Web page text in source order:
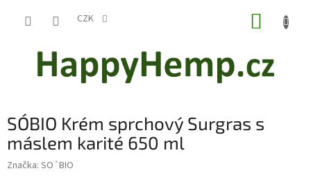
CZK
SO´BIO Krém sprchový Surgras s
máslem karité 650 ml
Značka: SO´BIO